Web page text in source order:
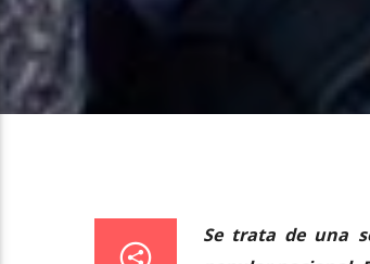
Se trata de una